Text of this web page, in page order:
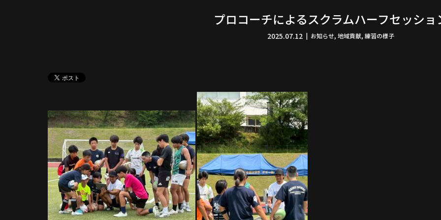
プロコーチによるスクラムハーフセッショ
2025.07.12 お知らせ, 地域貢献, 練習の様子